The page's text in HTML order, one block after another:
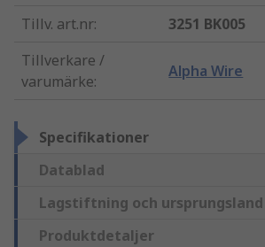
Tillv. art.nr:
3251 BK005
Tillverkare /
varumärke:
Alpha Wire
Specifikationer
Datablad
Lagstiftning och ursprungsland
Produktdetaljer